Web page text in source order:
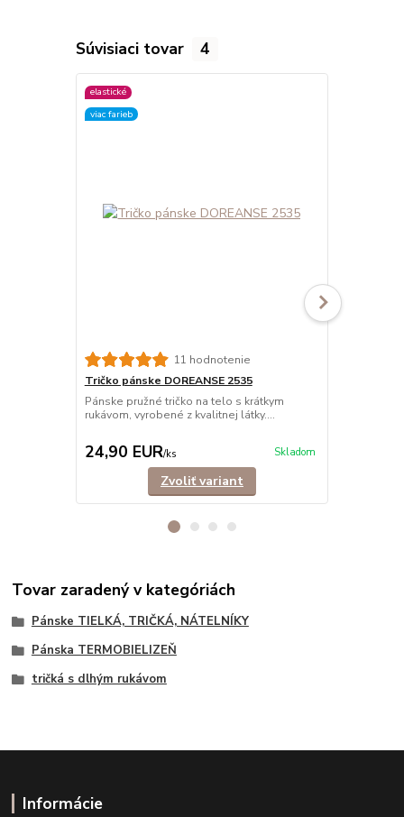
Súvisiaci tovar 4
elastické
viac farieb
11 hodnotenie
Tričko pánske DOREANSE 2535
Pánske pružné tričko na telo s krátkym
rukávom, vyrobené z kvalitnej látky....
24,90 EUR/ks Skladom
Zvoliť variant
Tovar zaradený v kategóriách
Pánske TIELKÁ, TRIČKÁ, NÁTELNÍKY
Pánska TERMOBIELIZEŇ
tričká s dlhým rukávom
Informácie